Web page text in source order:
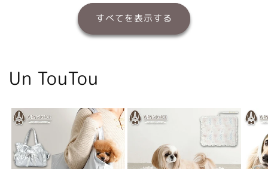
すべてを表示する
Un TouTou